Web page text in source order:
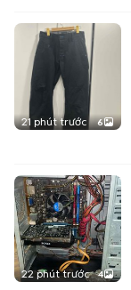
21 phút trước 6
22 phút trước 4